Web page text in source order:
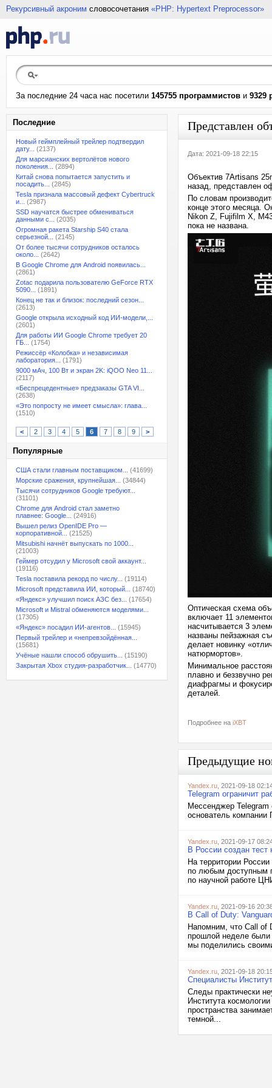
Рекурсивный акроним словосочетания «PHP: Hypertext Preprocessor»
За последние 24 часа нас посетили 145755 программистов и 9329
Последние
Новый геймплейный трейлер подтвердил
дату...
(2137)
Для марсианских вертолётов нового
поколения...
(2894)
Китай снова попытается запустить и
посадить...
(2845)
Tesla признала массовый дефект Cybertruck
и...
(2987)
SSD научатся быстрее обмениваться
данными с...
(2035)
Огромная ракета Starship S40 стала
серьезной...
(2145)
От более тысячи сотрудников осталось
около...
(2642)
В Google Chrome для Android появилась...
(2861)
Zotac подарила пользователю GeForce RTX
5090...
(1891)
Конец не так и близок: последний сезон...
(2613)
Google открыла исходный код ИИ-модели,...
(2601)
Для работы ИИ Google Chrome требует 20
ГБ...
(1754)
Режиссёр «Колобка» и независимая
лаборатория...
(1791)
9000 мАч, 100 Вт и экран 2K: iQOO Neo 11...
(2117)
«Беспрецедентные» предзаказы GTA VI...
(2638)
«Это попросту не имеет смысла»: глава...
(1510)
< 2 3 4 5 6 7 8 9 >
Популярные
США стали главным поставщиком...
(41699)
Морские сражения, крупнейшая...
(34844)
Тысячи сотрудников Google требуют...
(31101)
Chrome для Android стал заметно
плавнее: Google...
(24916)
Вышел релиз OpenIDE Pro —
корпоративной...
(21525)
Mitsubishi начнёт выпускать по 1000...
(21003)
Геймер отсудил у Microsoft свой аккаунт...
(19116)
Tesla поставила рекорд по числу...
(19114)
Microsoft представила ИИ, который...
(18740)
«Яндекс» улучшил поиск АЗС без...
(17654)
Microsoft и Mistral обменяются моделями...
(17305)
«Яндекс» посадил ИИ-агентов...
(15945)
Первый трейлер и «непревзойдённая...
(15681)
Учёные нашли способ обрушить...
(15190)
Закрытая Xbox студия-разработчик...
(14770)
Представлен
Дата: 2021-09-18 22:15
Объектив 7Artisans
назад, представлен
По словам
конце этого месяца.
Nikon Z, Fujifilm X,
пока не названа.
Оптическая схема
включает 11
насчитывается 3
названы пейзажная
делает новинку
натюрмортов».
Минимальное
плавно и беззвучно
диафрагмы и
деталей.
Подробнее на iXBT
Предыдущие
Yandex.ru , 2021-09-18
Telegram ограничит
Мессенджер Telegram
основатель компании
Yandex.ru , 2021-09-17
В России создан
На территории
по любым доступным
по научной работе
Yandex.ru , 2021-09-16
В Call of Duty:
Напомним, что Call of
прошлой неделе были
мы поделились
Yandex.ru , 2021-09-18
Специалисты
Следы практически
Института
пространства
темной...